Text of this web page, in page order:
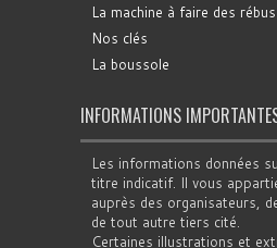
La machine à faire des rébus
Nos clés
La boussole
INFORMATIONS
Les informations données
titre indicatif. Il vous
auprès des organisateurs,
de tout autre tiers cité.
Certaines illustrations et